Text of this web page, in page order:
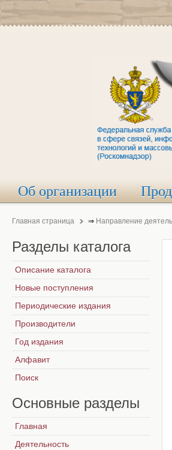
Об организации
Главная страница ⇒ Направление
Разделы каталога
Описание каталога
Новые поступления
Периодические издания
Производители
Год издания
Алфавит
Поиск
Основные разделы
Главная
Деятельность